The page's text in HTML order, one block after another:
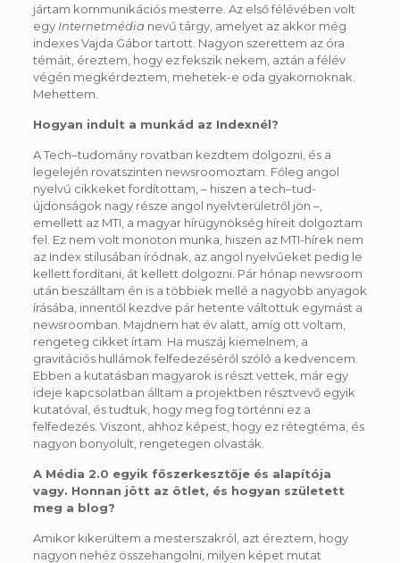
jártam kommunikációs mesterre. Az első félévében volt
egy Internetmédia nevű tárgy, amelyet az akkor még
indexes Vajda Gábor tartott. Nagyon szerettem az óra
témáit, éreztem, hogy ez fekszik nekem, aztán a félév
végén megkérdeztem, mehetek-e oda gyakornoknak.
Mehettem.
Hogyan indult a munkád az Indexnél?
A Tech–tudomány rovatban kezdtem dolgozni, és a
legelején rovatszinten newsroomoztam. Főleg angol
nyelvű cikkeket fordítottam, – hiszen a tech–tud-
újdonságok nagy része angol nyelvterületről jön –,
emellett az MTI, a magyar hírügynökség híreit dolgoztam
fel. Ez nem volt monoton munka, hiszen az MTI-hírek nem
az Index stílusában íródnak, az angol nyelvűeket pedig le
kellett fordítani, át kellett dolgozni. Pár hónap newsroom
után beszálltam én is a többiek mellé a nagyobb anyagok
írásába, innentől kezdve pár hetente váltottuk egymást a
newsroomban. Majdnem hat év alatt, amíg ott voltam,
rengeteg cikket írtam. Ha muszáj kiemelnem, a
gravitációs hullámok felfedezéséről szóló a kedvencem.
Ebben a kutatásban magyarok is részt vettek, már egy
ideje kapcsolatban álltam a projektben résztvevő egyik
kutatóval, és tudtuk, hogy meg fog történni ez a
felfedezés. Viszont, ahhoz képest, hogy ez rétegtéma, és
nagyon bonyolult, rengetegen olvasták.
A Média 2.0 egyik főszerkesztője és alapítója
vagy. Honnan jött az ötlet, és hogyan született
meg a blog?
Amikor kikerültem a mesterszakról, azt éreztem, hogy
nagyon nehéz összehangolni, milyen képet mutat